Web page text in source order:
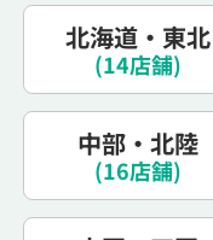
北海道・東北
(14店舗)
中部・北陸
(16店舗)